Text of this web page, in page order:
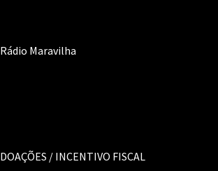
Rádio Maravilha
DOAÇÕES / INCENTIVO FISCAL